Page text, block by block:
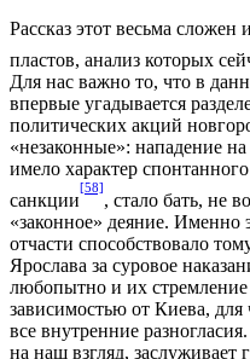
Рассказ этот весьма
пластов, анализ которых
Для нас важно то, что в
впервые угадывается
политических акций
«незаконные»: нападение
имело характер
санкции
[58]
, стало бать, не
«законное» деяние. Именно
отчасти способствовало
Ярослава за суровое
любопытно и их
зависимостью от Киева,
все внутренние
на наш взгляд, заслуживает